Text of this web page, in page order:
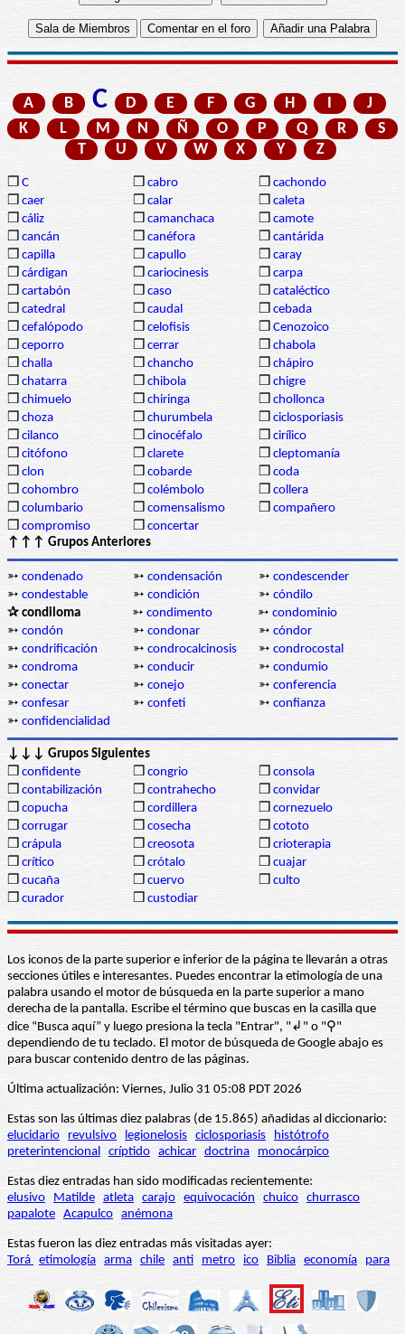
A B C D E F G H I
J
K
L M N Ñ O P Q R
S
T
U V W X Y Z
❒ C ❒ cabro ❒ cachondo
❒ caer ❒ calar ❒ caleta
❒ cáliz ❒ camanchaca ❒ camote
❒ cancán ❒ canéfora ❒ cantárida
❒ capilla ❒ capullo ❒ caray
❒ cárdigan ❒ cariocinesis ❒ carpa
❒ cartabón ❒ caso ❒ cataléctico
❒ catedral ❒ caudal ❒ cebada
❒ cefalópodo ❒ celofisis ❒ Cenozoico
❒ ceporro ❒ cerrar ❒ chabola
❒ challa ❒ chancho ❒ chápiro
❒ chatarra ❒ chibola ❒ chigre
❒ chimuelo ❒ chiringa ❒ chollonca
❒ choza ❒ churumbela ❒ ciclosporiasis
❒ cilanco ❒ cinocéfalo ❒ cirílico
❒ citófono ❒ clarete ❒ cleptomanía
❒ clon ❒ cobarde ❒ coda
❒ cohombro ❒ colémbolo ❒ collera
❒ columbario ❒ comensalismo ❒ compañero
❒ compromiso ❒ concertar
↑↑↑ Grupos Anteriores
➳ condenado ➳ condensación ➳ condescender
➳ condestable ➳ condición ➳ cóndilo
✰ condiloma
➳ condimento ➳ condominio
➳ condón ➳ condonar ➳ cóndor
➳ condrificación ➳ condrocalcinosis ➳ condrocostal
➳ condroma ➳ conducir ➳ condumio
➳ conectar ➳ conejo ➳ conferencia
➳ confesar ➳ confeti ➳ confianza
➳ confidencialidad
↓↓↓ Grupos Siguientes
❒ confidente ❒ congrio ❒ consola
❒ contabilización ❒ contrahecho ❒ convidar
❒ copucha ❒ cordillera ❒ cornezuelo
❒ corrugar ❒ cosecha ❒ cototo
❒ crápula ❒ creosota ❒ crioterapia
❒ crítico ❒ crótalo ❒ cuajar
❒ cucaña ❒ cuervo ❒ culto
❒ curador ❒ custodiar
Los iconos de la parte superior e inferior de la página te llevarán a otras
secciones útiles e interesantes. Puedes encontrar la etimología de una
palabra usando el motor de búsqueda en la parte superior a mano
derecha de la pantalla. Escribe el término que buscas en la casilla que
dice “Busca aquí” y luego presiona la tecla "Entrar", "↲" o "⚲"
dependiendo de tu teclado. El motor de búsqueda de Google abajo es
para buscar contenido dentro de las páginas.
Última actualización: Viernes, Julio 31 05:08 PDT 2026
Estas son las últimas diez palabras (de 15.865) añadidas al diccionario:
elucidario
revulsivo legionelosis ciclosporiasis
histótrofo
preterintencional críptido achicar doctrina monocárpico
Estas diez entradas han sido modificadas recientemente:
elusivo
Matilde atleta carajo equivocación chuico churrasco
papalote Acapulco anémona
Estas fueron las diez entradas más visitadas ayer:
Torá etimología arma chile anti metro ico Biblia economía para